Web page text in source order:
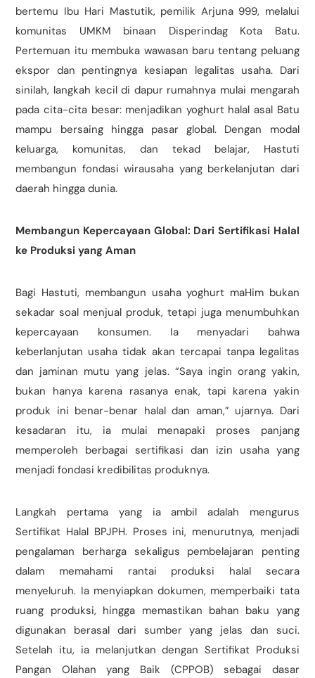
bertemu Ibu Hari Mastutik, pemilik Arjuna 999, melalui
komunitas UMKM binaan Disperindag Kota Batu.
Pertemuan itu membuka wawasan baru tentang peluang
ekspor dan pentingnya kesiapan legalitas usaha. Dari
sinilah, langkah kecil di dapur rumahnya mulai mengarah
pada cita-cita besar: menjadikan yoghurt halal asal Batu
mampu bersaing hingga pasar global. Dengan modal
keluarga, komunitas, dan tekad belajar, Hastuti
membangun fondasi wirausaha yang berkelanjutan dari
daerah hingga dunia.
Membangun Kepercayaan Global: Dari Sertifikasi Halal
ke Produksi yang Aman
Bagi Hastuti, membangun usaha yoghurt maHim bukan
sekadar soal menjual produk, tetapi juga menumbuhkan
kepercayaan konsumen. Ia menyadari bahwa
keberlanjutan usaha tidak akan tercapai tanpa legalitas
dan jaminan mutu yang jelas. “Saya ingin orang yakin,
bukan hanya karena rasanya enak, tapi karena yakin
produk ini benar-benar halal dan aman,” ujarnya. Dari
kesadaran itu, ia mulai menapaki proses panjang
memperoleh berbagai sertifikasi dan izin usaha yang
menjadi fondasi kredibilitas produknya.
Langkah pertama yang ia ambil adalah mengurus
Sertifikat Halal BPJPH. Proses ini, menurutnya, menjadi
pengalaman berharga sekaligus pembelajaran penting
dalam memahami rantai produksi halal secara
menyeluruh. Ia menyiapkan dokumen, memperbaiki tata
ruang produksi, hingga memastikan bahan baku yang
digunakan berasal dari sumber yang jelas dan suci.
Setelah itu, ia melanjutkan dengan Sertifikat Produksi
Pangan Olahan yang Baik (CPPOB) sebagai dasar